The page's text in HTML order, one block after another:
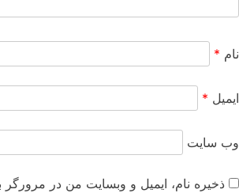
نام *
ایمیل *
وب‌ سایت
ذخیره نام، ایمیل و وبسایت من در